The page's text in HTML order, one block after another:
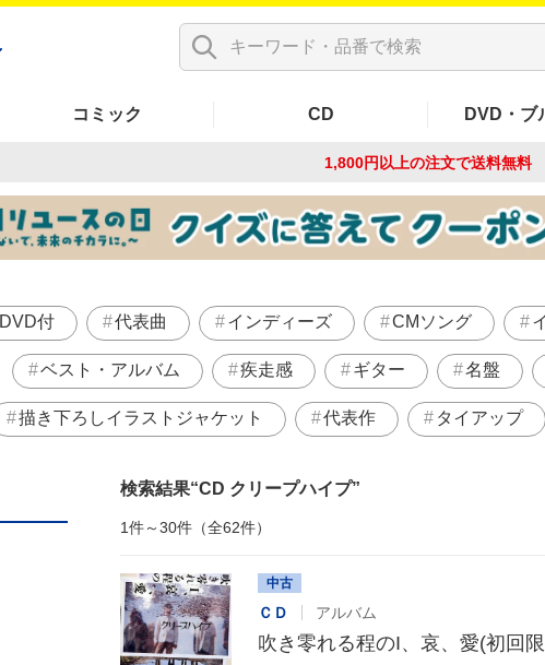
コミック CD DVD・ブ
1,800円以上の注文で送料無料
DVD付 代表曲 インディーズ CMソング
ベスト・アルバム 疾走感 ギター 名盤
描き下ろしイラストジャケット 代表作 タイアップ
検索結果 CD クリープハイプ
1件～30件（全62件）
中古
ＣＤ アルバム
吹き零れる程のI、哀、愛(初回